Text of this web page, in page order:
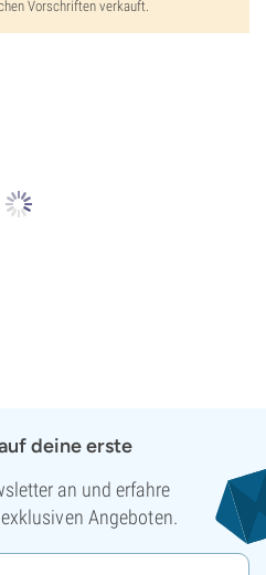
Vorschriften verkauft.
deine erste
an und erfahre
Angeboten.